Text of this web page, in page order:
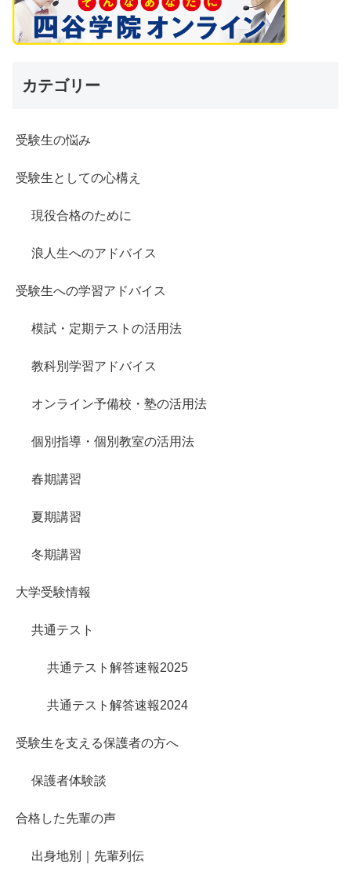
カテゴリー
受験生の悩み
受験生としての心構え
現役合格のために
浪人生へのアドバイス
受験生への学習アドバイス
模試・定期テストの活用法
教科別学習アドバイス
オンライン予備校・塾の活用法
個別指導・個別教室の活用法
春期講習
夏期講習
冬期講習
大学受験情報
共通テスト
共通テスト解答速報2025
共通テスト解答速報2024
受験生を支える保護者の方へ
保護者体験談
合格した先輩の声
出身地別｜先輩列伝